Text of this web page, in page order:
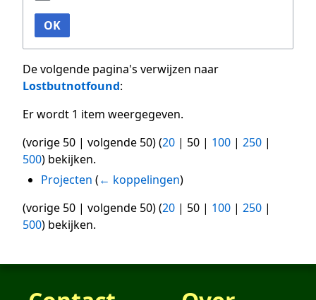
OK
De volgende pagina's verwijzen naar
Lostbutnotfound:
Er wordt 1 item weergegeven.
(vorige 50 | volgende 50) (20 | 50 | 100 | 250 |
500) bekijken.
Projecten (← koppelingen)
(vorige 50 | volgende 50) (20 | 50 | 100 | 250 |
500) bekijken.